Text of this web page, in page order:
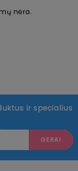
nėra.
ir specialius